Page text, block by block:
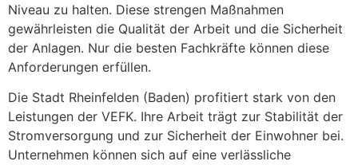
Niveau zu halten. Diese strengen Maßnahmen
gewährleisten die Qualität der Arbeit und die Sicherheit
der Anlagen. Nur die besten Fachkräfte können diese
Anforderungen erfüllen.
Die Stadt Rheinfelden (Baden) profitiert stark von den
Leistungen der VEFK. Ihre Arbeit trägt zur Stabilität der
Stromversorgung und zur Sicherheit der Einwohner bei.
Unternehmen können sich auf eine verlässliche